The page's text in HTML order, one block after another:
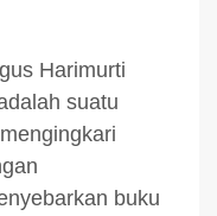
Harimurti
suatu
buku